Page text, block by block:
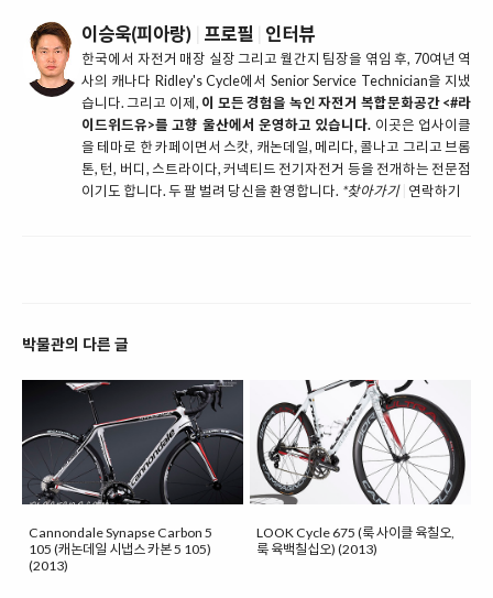
이승욱(피아랑) 프로필 인터뷰
한국에서 자전거 매장 실장 그리고 월간지 팀장을 엮임 후, 70여년 역
사의 캐나다 Ridley's Cycle에서 Senior Service Technician을 지냈
습니다. 그리고 이제, 이 모든 경험을 녹인 자전거 복합문화공간 <#라
이드위드유>를 고향 울산에서 운영하고 있습니다. 이곳은 업사이클
을 테마로 한 카페이면서 스캇, 캐논데일, 메리다, 콜나고 그리고 브롬
톤, 턴, 버디, 스트라이다, 커넥티드 전기자전거 등을 전개하는 전문점
이기도 합니다. 두 팔 벌려 당신을 환영합니다. *찾아가기 연락하기
박물관의 다른 글
Cannondale Synapse Carbon 5
105 (캐논데일 시냅스 카본 5 105)
(2013)
LOOK Cycle 675 (룩 사이클 육칠오,
룩 육백칠십오) (2013)